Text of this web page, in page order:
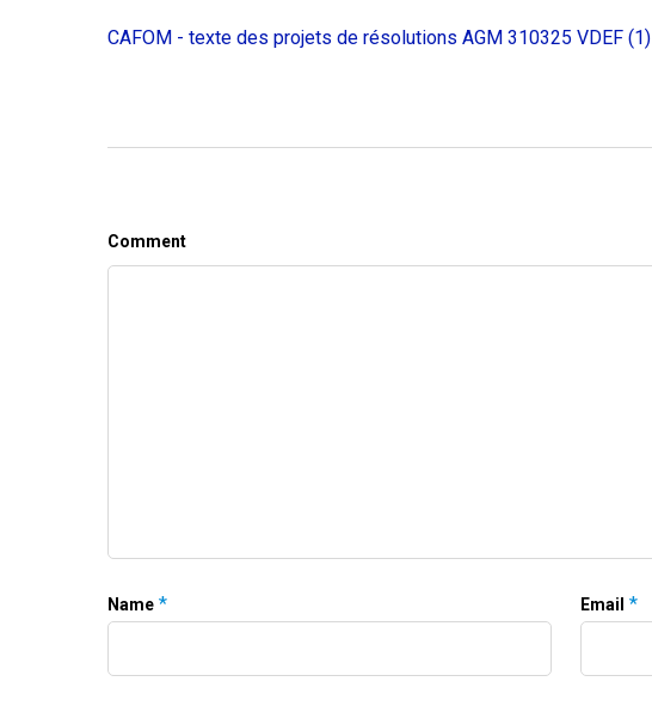
CAFOM - texte des projets de résolutions AGM 310325 VDEF (1)
Comment
Name * Email *